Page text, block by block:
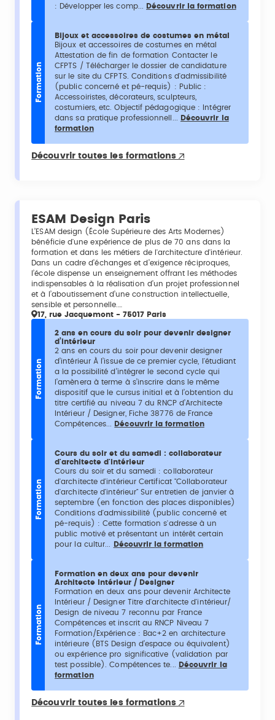
: Développer les comp...
Découvrir la formation
Formation
Bijoux et accessoires de costumes en métal
Bijoux et accessoires de costumes en métal
Attestation de fin de formation Contacter le
CFPTS / Télécharger le dossier de candidature
sur le site du CFPTS. Conditions d'admissibilité
(public concerné et pé-requis) : Public :
Accessoiristes, décorateurs, sculpteurs,
costumiers, etc. Objectif pédagogique : Intégrer
dans sa pratique professionnell...
Découvrir la
formation
Découvrir toutes les formations
ESAM Design Paris
L’ESAM design (École Supérieure des Arts Modernes)
bénéficie d'une expérience de plus de 70 ans dans la
formation et dans les métiers de l'architecture d'intérieur.
Dans un cadre d’échanges et d’exigence réciproques,
l’école dispense un enseignement offrant les méthodes
indispensables à la réalisation d’un projet professionnel
et à l’aboutissement d’une construction intellectuelle,
sensible et personnelle.…
17, rue Jacquemont - 75017 Paris
Formation
2 ans en cours du soir pour devenir designer
d’intérieur
2 ans en cours du soir pour devenir designer
d’intérieur À l’issue de ce premier cycle, l'étudiant
a la possibilité d’intégrer le second cycle qui
l’amènera à terme à s’inscrire dans le même
dispositif que le cursus initial et à l’obtention du
titre certifié au niveau 7 du RNCP d’Architecte
Intérieur / Designer, Fiche 38776 de France
Compétences...
Découvrir la formation
Formation
Cours du soir et du samedi : collaborateur
d'architecte d'intérieur
Cours du soir et du samedi : collaborateur
d'architecte d'intérieur Certificat "Collaborateur
d'architecte d'intérieur" Sur entretien de janvier à
septembre (en fonction des places disponibles)
Conditions d'admissibilité (public concerné et
pé-requis) : Cette formation s'adresse à un
public motivé et présentant un intérêt certain
pour la cultur...
Découvrir la formation
Formation
Formation en deux ans pour devenir
Architecte Intérieur / Designer
Formation en deux ans pour devenir Architecte
Intérieur / Designer Titre d'architecte d'intérieur/
Design de niveau 7 reconnu par France
Compétences et inscrit au RNCP Niveau 7
Formation/Expérience : Bac+2 en architecture
intérieure (BTS Design d’espace ou équivalent)
ou expérience pro significative (validation par
test possible). Compétences te...
Découvrir la
formation
Découvrir toutes les formations